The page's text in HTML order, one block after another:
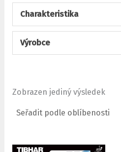
Charakteristika
Výrobce
Zobrazen jediný výsledek